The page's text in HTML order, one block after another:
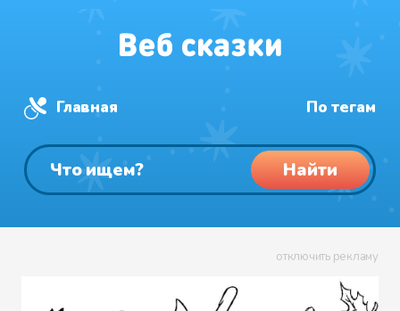
Главная По тегам
Найти
отключить рекламу